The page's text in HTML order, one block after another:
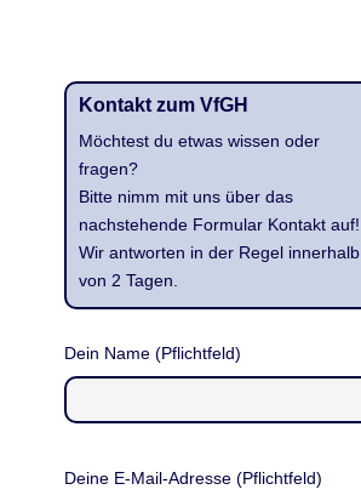
Kontakt zum VfGH
Möchtest du etwas wissen oder
fragen?
Bitte nimm mit uns über das
nachstehende Formular Kontakt auf!
Wir antworten in der Regel innerhalb
von 2 Tagen.
Dein Name (Pflichtfeld)
Deine E-Mail-Adresse (Pflichtfeld)